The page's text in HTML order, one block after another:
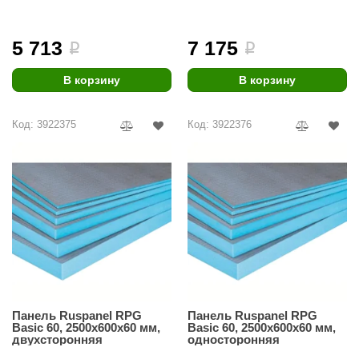
5 713 i
В корзину
7 175 i
В корзину
Код: 3922375
Панель Ruspanel RPG
Basic 60, 2500х600х60 мм,
двухсторонняя
Код: 3922376
Панель Ruspanel RPG
Basic 60, 2500х600х60 мм,
односторонняя